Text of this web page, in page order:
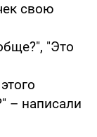
свою
"Это
– написали